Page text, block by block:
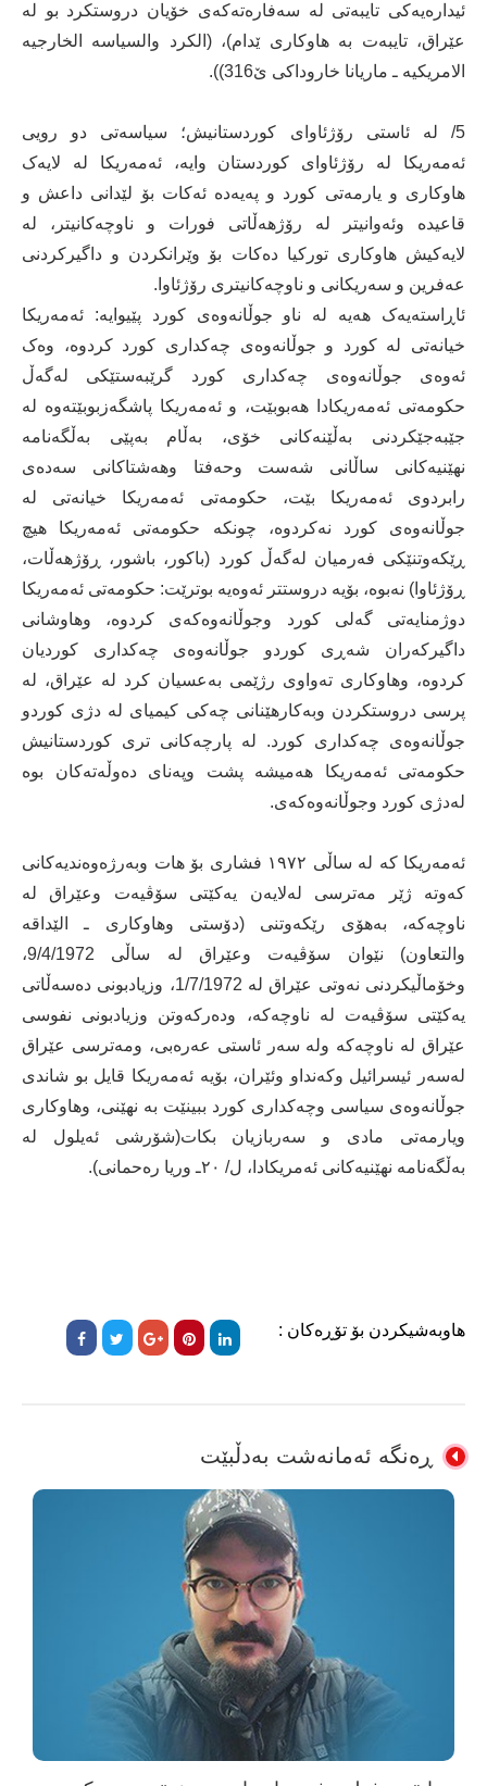
ئیدارەیەکی تایبەتی لە سەفارەتەکەی خۆیان دروستکرد بو لە
عێراق، تایبەت بە هاوکاری ێدام)، (الکرد والسیاسە الخارجیە
الامریکیە ـ ماریانا خاروداکی ێ316)).
5/ لە ئاستی رۆژئاوای کوردستانیش؛ سیاسەتی دو رویی
ئەمەریکا لە رۆژئاوای کوردستان وایە، ئەمەریکا لە لایەک
هاوکاری و یارمەتی کورد و پەیەدە ئەکات بۆ لێدانی داعش و
قاعیدە وئەوانیتر لە رۆژهەڵاتی فورات و ناوچەکانیتر، لە
لایەکیش هاوکاری تورکیا دەکات بۆ وێرانکردن و داگیرکردنی
عەفرین و سەریکانی و ناوچەکانیتری رۆژئاوا.
ئاڕاستەیەک ھەیە لە ناو جوڵانەوەی کورد پێیوایە: ئەمەریکا
خیانەتی لە کورد و جوڵانەوەی چەکداری کورد کردوە، وەک
ئەوەی جوڵانەوەی چەکداری کورد گرێبەستێکی لەگەڵ
حکومەتی ئەمەریکادا ھەبوبێت، و ئەمەریکا پاشگەزبوبێتەوە لە
جێبەجێکردنی بەڵێنەکانی خۆی، بەڵام بەپێی بەڵگەنامە
نھێنیەکانی ساڵانی شەست وحەفتا وھەشتاکانی سەدەی
رابردوی ئەمەریکا بێت، حکومەتی ئەمەریکا خیانەتی لە
جوڵانەوەی کورد نەکردوە، چونکە حکومەتی ئەمەریکا هیچ
ڕێکەوتنێکی فەرمیان لەگەڵ کورد (باکور، باشور، ڕۆژهەڵات،
ڕۆژئاوا) نەبوە، بۆیە دروستتر ئەوەیە بوترێت: حکومەتی ئەمەریکا
دوژمنایەتی گەلی کورد وجوڵانەوەکەی کردوە، وھاوشانی
داگیرکەران شەڕی کوردو جوڵانەوەی چەکداری کوردیان
کردوە، وهاوکاری تەواوی رژێمی بەعسیان کرد لە عێراق، لە
پرسی دروستکردن وبەکارهێنانی چەکی کیمیای لە دژی کوردو
جوڵانەوەی چەکداری کورد. لە پارچەکانی تری کوردستانیش
حکومەتی ئەمەریکا ھەمیشە پشت وپەنای دەوڵەتەکان بوە
لەدژی کورد وجوڵانەوەکەی.
ئەمەریکا کە لە ساڵی ١٩٧٢ فشاری بۆ ھات وبەرژەوەندیەکانی
کەوتە ژێر مەترسی لەلایەن یەکێتی سۆڤیەت وعێراق لە
ناوچەکە، بەھۆی رێکەوتنی (دۆستی وھاوکاری ـ الێداقە
والتعاون) نێوان سۆڤیەت وعێراق لە ساڵی 9/4/1972،
وخۆماڵیکردنی نەوتی عێراق لە 1/7/1972، وزیادبونی دەسەڵاتی
یەکێتی سۆڤیەت لە ناوچەکە، ودەرکەوتن وزیادبونی نفوسی
عێراق لە ناوچەکە ولە سەر ئاستی عەرەبی، ومەترسی عێراق
لەسەر ئیسرائیل وکەنداو وئێران، بۆیە ئەمەریکا قایل بو شاندی
جوڵانەوەی سیاسی وچەکداری کورد ببینێت بە نھێنی، وھاوکاری
ویارمەتی مادی و سەربازیان بکات(شۆرشی ئەیلول لە
بەڵگەنامە نھێنیەکانی ئەمریکادا، ل/ ٢٠ـ وریا رەحمانی).
هاوبەشیکردن بۆ تۆڕەکان :
ڕەنگە ئەمانەشت بەدڵبێت